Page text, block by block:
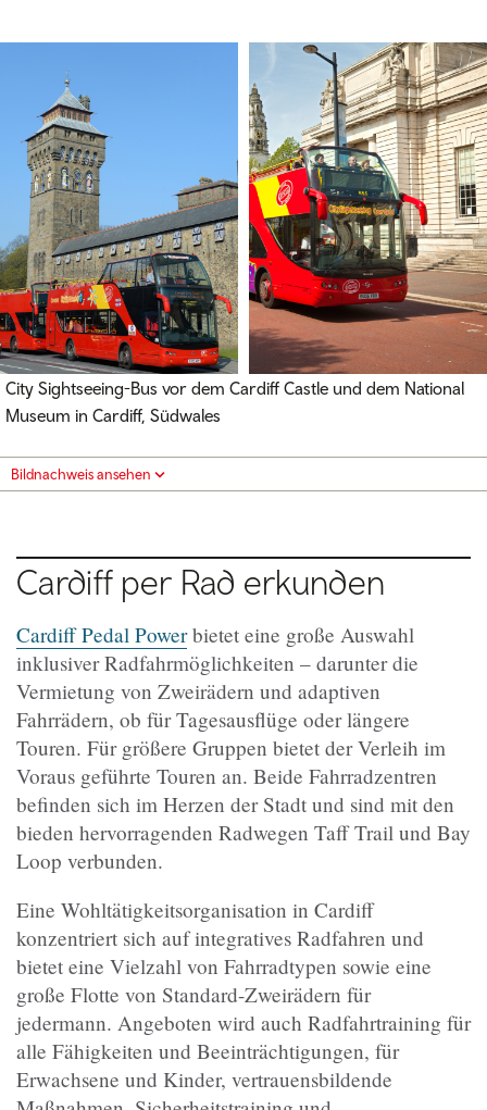
City Sightseeing-Bus vor dem Cardiff Castle und dem National
Museum in Cardiff, Südwales
Bildnachweis ansehen
Cardiff per Rad erkunden
Cardiff Pedal Powerbietet eine große Auswahl
inklusiver Radfahrmöglichkeiten – darunter die
Vermietung von Zweirädern und adaptiven
Fahrrädern, ob für Tagesausflüge oder längere
Touren. Für größere Gruppen bietet der Verleih im
Voraus geführte Touren an. Beide Fahrradzentren
befinden sich im Herzen der Stadt und sind mit den
bieden hervorragenden Radwegen Taff Trail und Bay
Loop verbunden.
Eine Wohltätigkeitsorganisation in Cardiff
konzentriert sich auf integratives Radfahren und
bietet eine Vielzahl von Fahrradtypen sowie eine
große Flotte von Standard-Zweirädern für
jedermann. Angeboten wird auch Radfahrtraining für
alle Fähigkeiten und Beeinträchtigungen, für
Erwachsene und Kinder, vertrauensbildende